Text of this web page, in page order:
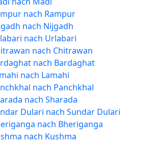
nach Rampur
nach Nijgadh
nach Urlabari
nach Chitrawan
nach Bardaghat
nach Lamahi
nach Panchkhal
nach Sharada
Dulari nach Sundar Dulari
nach Bheriganga
nach Kushma